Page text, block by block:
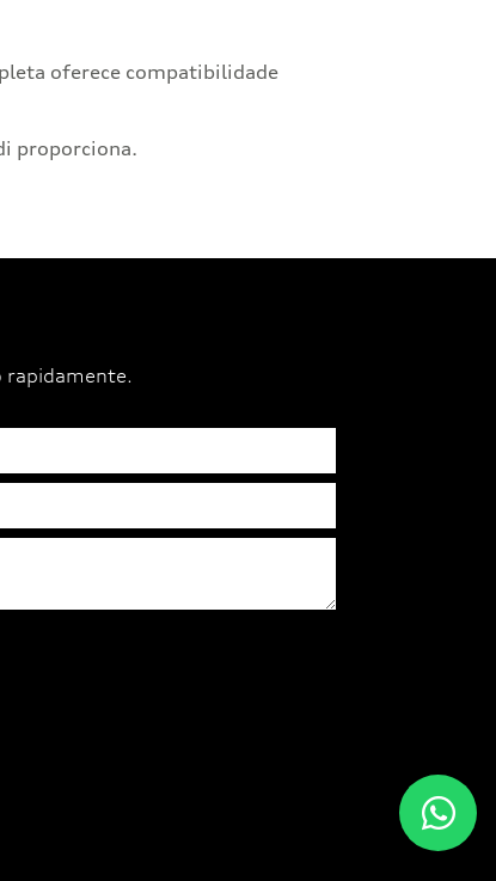
oferece compatibilidade
proporciona.
rapidamente.